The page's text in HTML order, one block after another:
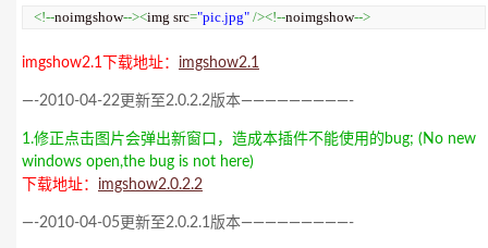
<!--noimgshow--><img src="pic.jpg" /><!--noimgshow-->
imgshow2.1下载地址： imgshow2.1
—-2010-04-22更新至2.0.2.2版本—————————-
1.修正点击图片会弹出新窗口，造成本插件不能使用的bug; (No new
windows open,the bug is not here)
下载地址： imgshow2.0.2.2
—-2010-04-05更新至2.0.2.1版本—————————-